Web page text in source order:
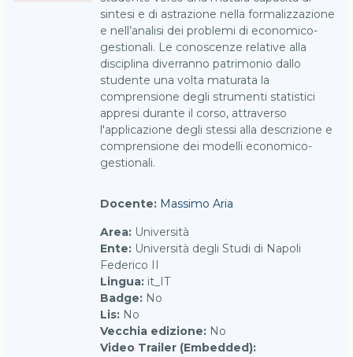
sintesi e di astrazione nella formalizzazione
e nell’analisi dei problemi di economico-
gestionali. Le conoscenze relative alla
disciplina diverranno patrimonio dallo
studente una volta maturata la
comprensione degli strumenti statistici
appresi durante il corso, attraverso
l'applicazione degli stessi alla descrizione e
comprensione dei modelli economico-
gestionali.
Docente: Massimo Aria
Area: Università
Ente: Università degli Studi di Napoli
Federico II
Lingua: it_IT
Badge: No
Lis: No
Vecchia edizione: No
Video Trailer (Embedded):